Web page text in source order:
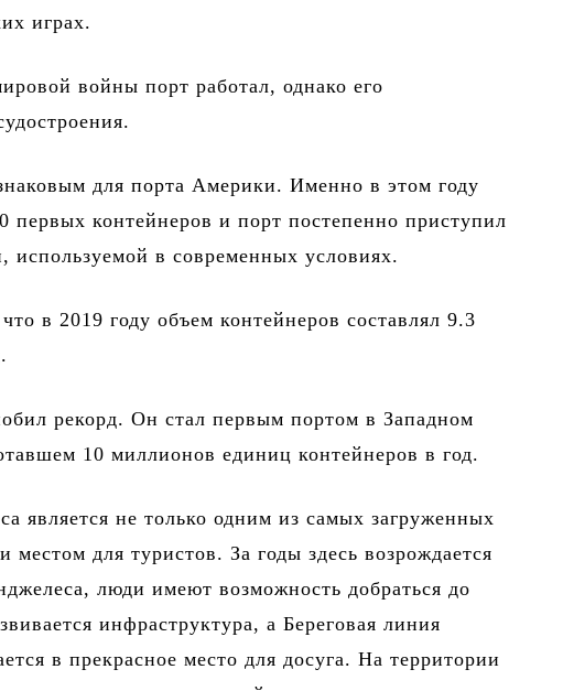
играх.
войны порт работал, однако его
для порта Америки. Именно в этом году
первых контейнеров и порт постепенно приступил
используемой в современных условиях.
в 2019 году объем контейнеров составлял 9.3
рекорд. Он стал первым портом в Западном
10 миллионов единиц контейнеров в год.
является не только одним из самых загруженных
местом для туристов. За годы здесь возрождается
люди имеют возможность добраться до
инфраструктура, а Береговая линия
в прекрасное место для досуга. На территории